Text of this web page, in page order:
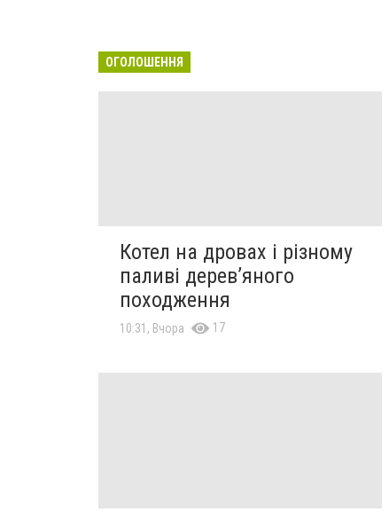
ОГОЛОШЕННЯ
Котел на дровах і різному
паливі дерев’яного
походження
10:31, Вчора 17